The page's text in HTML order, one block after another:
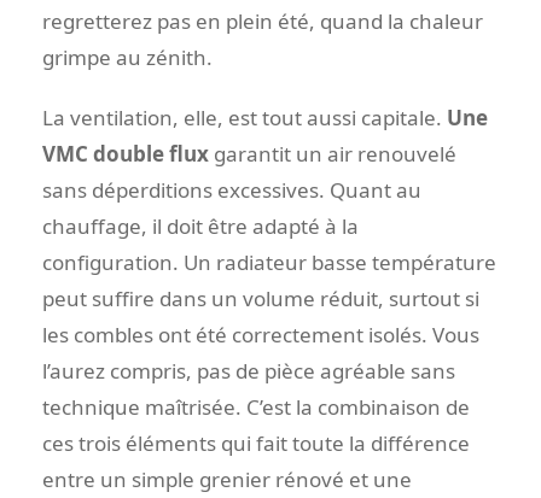
regretterez pas en plein été, quand la chaleur
grimpe au zénith.
La ventilation, elle, est tout aussi capitale. Une
VMC double flux garantit un air renouvelé
sans déperditions excessives. Quant au
chauffage, il doit être adapté à la
configuration. Un radiateur basse température
peut suffire dans un volume réduit, surtout si
les combles ont été correctement isolés. Vous
l’aurez compris, pas de pièce agréable sans
technique maîtrisée. C’est la combinaison de
ces trois éléments qui fait toute la différence
entre un simple grenier rénové et une